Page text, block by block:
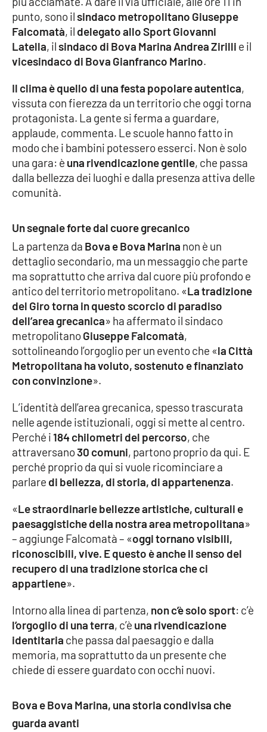
Politica
Sanità
Società
Sport
RUBRICHE
Good Morning Vietnam
Leggendo Alvaro insieme
Imprese Di Calabria
Le perfidie di Antonella Grippo
Venti di comunicazione
STREAMING
LaC TV
LaC Network
LaC OnAir
EDIZIONI
LOCALI
Catanzaro
Crotone
Reggio Calabria
Cosenza
punto, sono ilsindaco metropolitano Giuseppe
Falcomatà, il delegato allo Sport Giovanni
Latella, ilsindaco di Bova Marina Andrea Zirilli e il
vicesindaco di Bova Gianfranco Marino.
Il clima è quello di una festa popolare autentica,
vissuta con fierezza da un territorio che oggi torna
protagonista. La gente si ferma a guardare,
applaude, commenta. Le scuole hanno fatto in
modo che i bambini potessero esserci. Non è solo
una gara: è una rivendicazione gentile, che passa
dalla bellezza dei luoghi e dalla presenza attiva delle
comunità.
Un segnale forte dal cuore grecanico
La partenza da Bova eBova Marina non è un
dettaglio secondario, ma un messaggio che parte
ma soprattutto che arriva dal cuore più profondo e
antico del territorio metropolitano. «La tradizione
del Giro torna in questo scorcio di paradiso
dell’area grecanica» ha affermato il sindaco
metropolitanoGiuseppe Falcomatà,
sottolineando l’orgoglio per un evento che «la Città
Metropolitana ha voluto, sostenuto e finanziato
con convinzione».
L’identità dell’area grecanica, spesso trascurata
nelle agende istituzionali, oggi si mette al centro.
Perché i184 chilometri del percorso, che
attraversano30 comuni, partono proprio da qui. E
perché proprio da qui si vuole ricominciare a
parlare di bellezza, di storia, di appartenenza.
«Le straordinarie bellezze artistiche, culturali e
paesaggistiche della nostra area metropolitana»
– aggiunge Falcomatà – «oggi tornano visibili,
riconoscibili, vive. E questo è anche il senso del
recupero di una tradizione storica che ci
appartiene».
Intorno alla linea di partenza, non c’è solo sport: c’è
l’orgoglio di una terra, c’è una rivendicazione
identitaria che passa dal paesaggio e dalla
memoria, ma soprattutto da un presente che
chiede di essere guardato con occhi nuovi.
Bova e Bova Marina, una storia condivisa che
guarda avanti